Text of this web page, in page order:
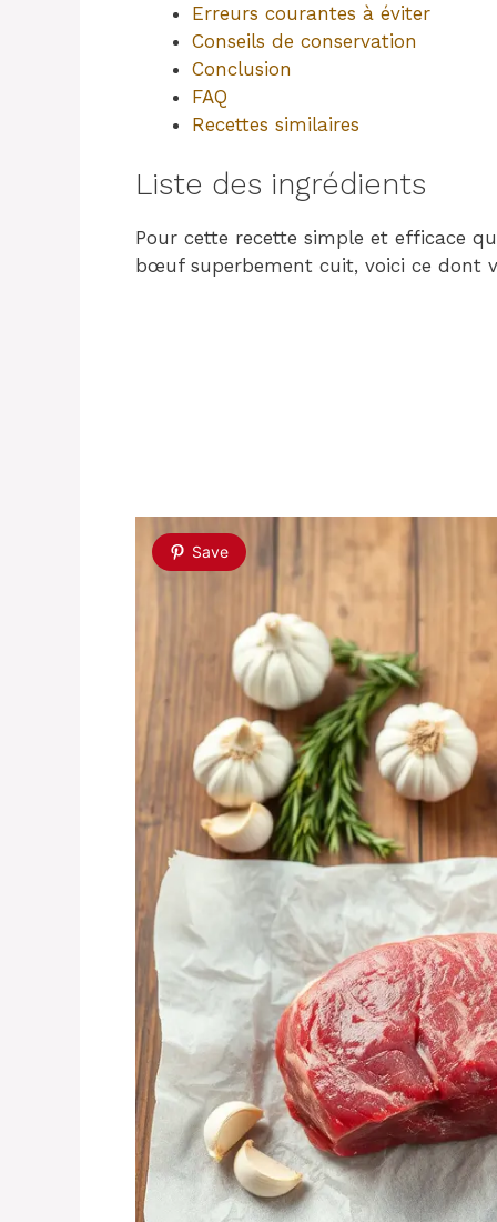
Erreurs courantes à éviter
Conseils de conservation
Conclusion
FAQ
Recettes similaires
Liste des ingrédients
Pour cette recette simple et efficace
bœuf superbement cuit, voici ce dont
Save